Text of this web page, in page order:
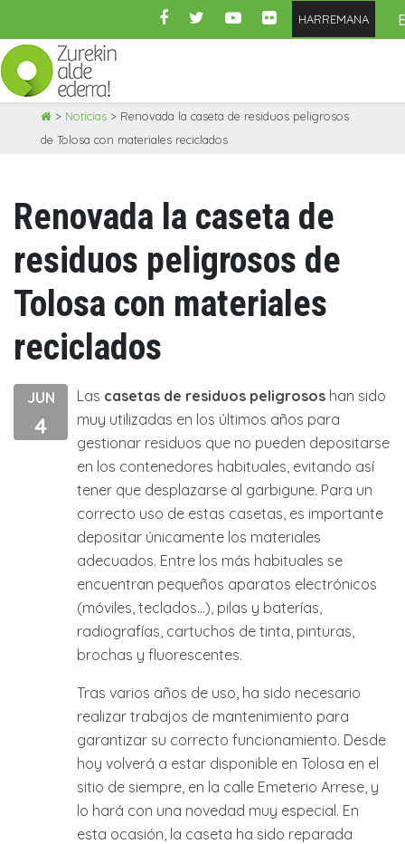
HARREMANA
> Noticias > Renovada la caseta de residuos peligrosos
de Tolosa con materiales reciclados
Renovada la caseta de
residuos peligrosos de
Tolosa con materiales
reciclados
JUN
4
Las casetas de residuos peligrosos han sido
muy utilizadas en los últimos años para
gestionar residuos que no pueden depositarse
en los contenedores habituales, evitando así
tener que desplazarse al garbigune. Para un
correcto uso de estas casetas, es importante
depositar únicamente los materiales
adecuados. Entre los más habituales se
encuentran pequeños aparatos electrónicos
(móviles, teclados…), pilas y baterías,
radiografías, cartuchos de tinta, pinturas,
brochas y fluorescentes.
Tras varios años de uso, ha sido necesario
realizar trabajos de mantenimiento para
garantizar su correcto funcionamiento. Desde
hoy volverá a estar disponible en Tolosa en el
sitio de siempre, en la calle Emeterio Arrese, y
lo hará con una novedad muy especial. En
esta ocasión, la caseta ha sido reparada